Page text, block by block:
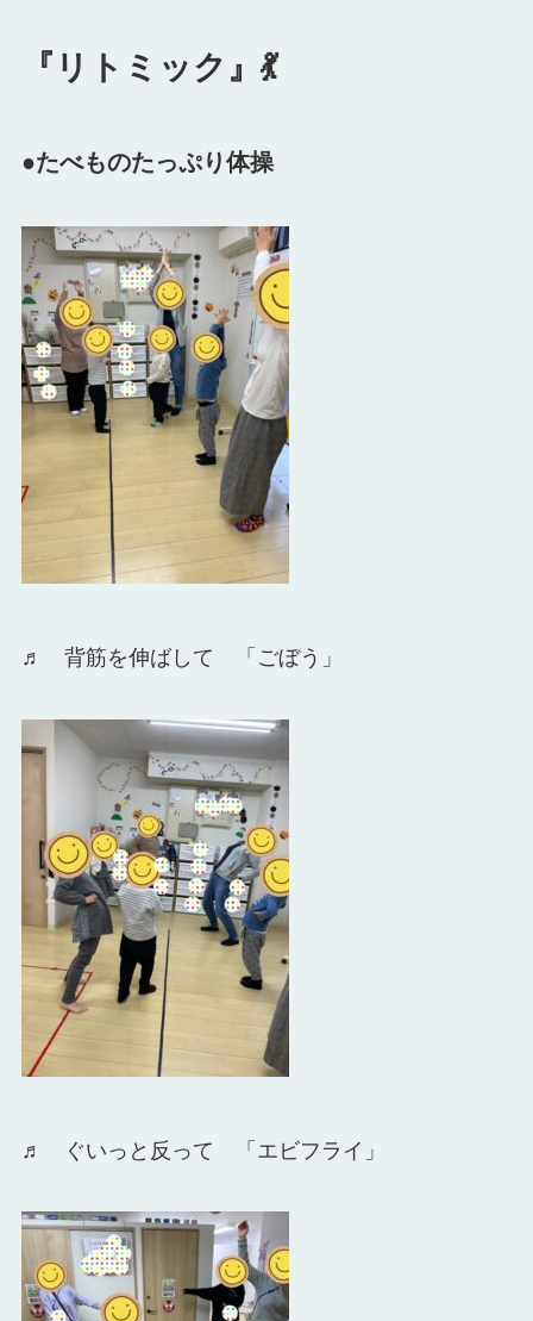
『リトミック』💃
●たべものたっぷり体操
♬ 背筋を伸ばして 「ごぼう」
♬ ぐいっと反って 「エビフライ」